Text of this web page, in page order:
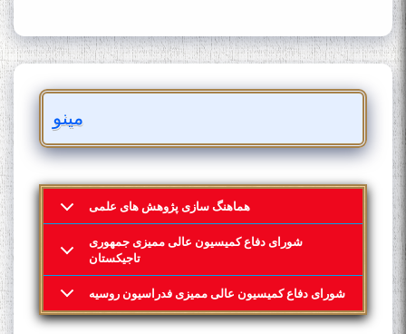
مینو
هماهنگ سازی پژوهش های علمی
شورای دفاع کمیسیون عالی ممیزی جمهوری
تاجیکستان
شورای دفاع کمیسیون عالی ممیزی فدراسیون روسیه